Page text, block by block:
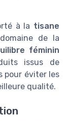
à la tisane
de la
féminin
issus de
pour éviter les
qualité.